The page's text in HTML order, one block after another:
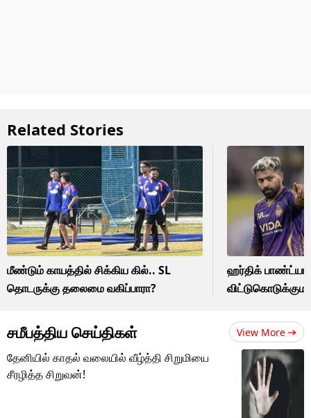
Related Stories
மீண்டும் காயத்தில் சிக்கிய கில்.. SL
தொடருக்கு தலைமை வகிப்பாரா?
ஹர்திக்
சமீபத்திய செய்திகள் View More
தேனியில் காதல் வலையில் வீழ்த்தி சிறுமியை
சீரழித்த சிறுவன்!